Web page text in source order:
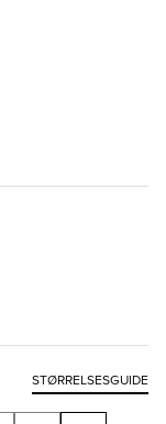
STØRRELSESGUIDE